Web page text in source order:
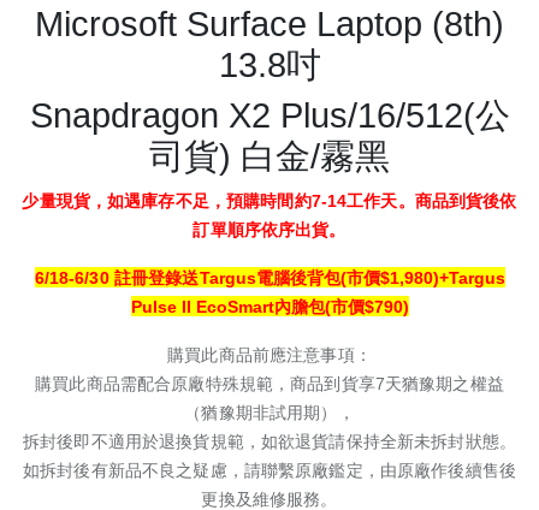
Microsoft Surface Laptop (8th)
13.8吋
Snapdragon X2 Plus/16/512(公
司貨) 白金/霧黑
少量現貨，如遇庫存不足，預購時間約7-14工作天。商品到貨後依
訂單順序依序出貨。
6/18-6/30 註冊登錄送Targus電腦後背包(市價$1,980)+Targus
Pulse II EcoSmart內膽包(市價$790)
購買此商品前應注意事項：
購買此商品需配合原廠特殊規範，商品到貨享7天猶豫期之權益
（猶豫期非試用期），
拆封後即不適用於退換貨規範，如欲退貨請保持全新未拆封狀態。
如拆封後有新品不良之疑慮，請聯繫原廠鑑定，由原廠作後續售後
更換及維修服務。